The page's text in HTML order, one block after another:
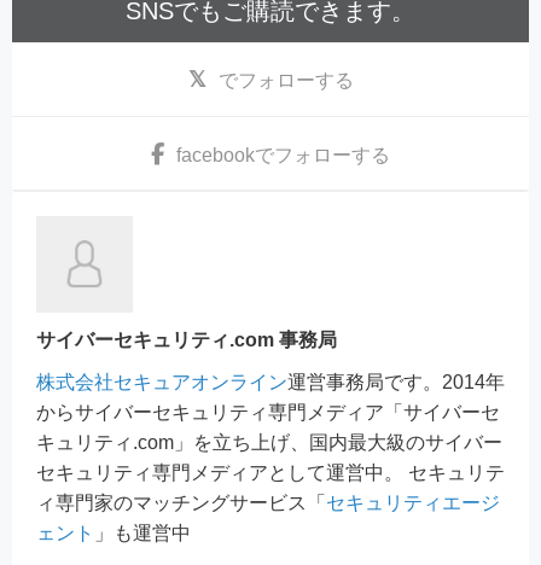
SNSでもご購読できます。
でフォローする
facebookでフォローする
サイバーセキュリティ.com 事務局
株式会社セキュアオンライン運営事務局です。2014年
からサイバーセキュリティ専門メディア「サイバーセ
キュリティ.com」を立ち上げ、国内最大級のサイバー
セキュリティ専門メディアとして運営中。 セキュリテ
ィ専門家のマッチングサービス「 セキュリティエージ
ェント 」も運営中